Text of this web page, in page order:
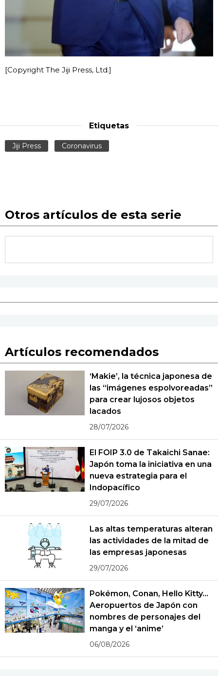
[Copyright The Jiji Press, Ltd.]
Etiquetas
Jiji Press Coronavirus
Otros artículos de esta serie
Artículos recomendados
‘Makie’, la técnica japonesa de
las “imágenes espolvoreadas”
para crear lujosos objetos
lacados
28/07/2026
El FOIP 3.0 de Takaichi Sanae:
Japón toma la iniciativa en una
nueva estrategia para el
Indopacífico
29/07/2026
Las altas temperaturas alteran
las actividades de la mitad de
las empresas japonesas
29/07/2026
Pokémon, Conan, Hello Kitty...
Aeropuertos de Japón con
nombres de personajes del
manga y el ‘anime’
06/08/2026